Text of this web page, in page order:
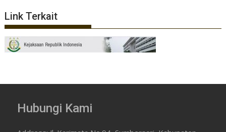
Link Terkait
Hubungi Kami